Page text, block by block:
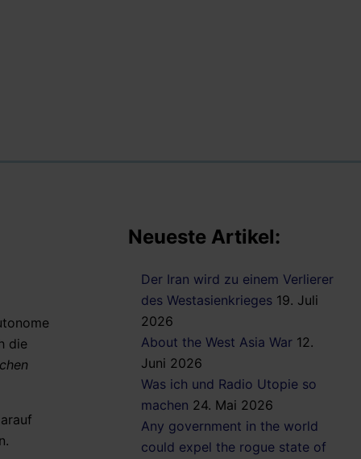
die
Neueste Artikel:
Der Iran wird zu einem Verlierer
des Westasienkrieges 19. Juli
2026
About the West Asia War 12.
Juni 2026
Was ich und Radio Utopie so
machen 24. Mai 2026
Any government in the world
could expel the rogue state of